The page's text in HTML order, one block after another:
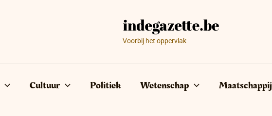
Voorbij het oppervlak
Cultuur Politiek Wetenschap Maatschappij